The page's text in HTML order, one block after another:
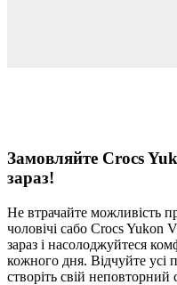
Замовляйте Crocs
зараз!
Не втрачайте можливість
чоловічі сабо Crocs Yukon
зараз і насолоджуйтеся
кожного дня. Відчуйте усі
створіть свій неповторний